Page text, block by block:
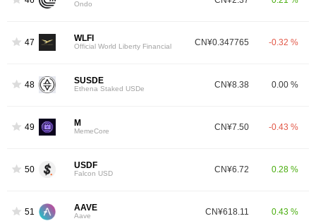
Ondo
47 WLFI
Official World Liberty Financial CN¥0.347765 -0.32 %
48 SUSDE
Ethena Staked USDe CN¥8.38 0.00 %
49 M
MemeCore CN¥7.50 -0.43 %
50 USDF
Falcon USD CN¥6.72 0.28 %
51 AAVE
Aave CN¥618.11 0.43 %